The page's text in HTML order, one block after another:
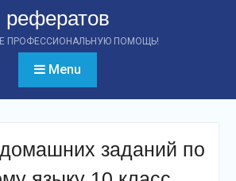
рефератов
ПРОФЕССИОНАЛЬНУЮ ПОМОЩЬ!
Menu
заданий по